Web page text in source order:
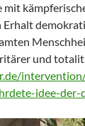
mit
und
idee-